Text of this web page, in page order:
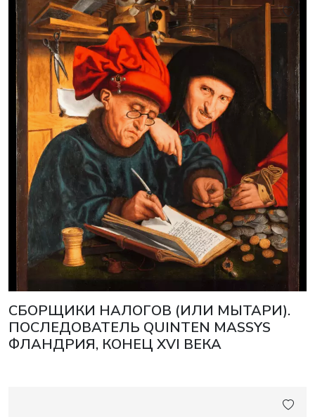
СБОРЩИКИ НАЛОГОВ (ИЛИ МЫТАРИ).
ПОСЛЕДОВАТЕЛЬ QUINTEN MASSYS
ФЛАНДРИЯ, КОНЕЦ XVI ВЕКА